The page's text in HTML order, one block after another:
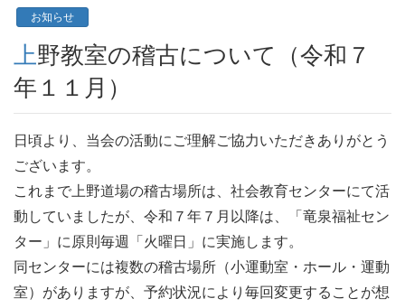
お知らせ
上野教室の稽古について（令和７
年１１月）
日頃より、当会の活動にご理解ご協力いただきありがとう
ございます。
これまで上野道場の稽古場所は、社会教育センターにて活
動していましたが、令和７年７月以降は、「竜泉福祉セン
ター」に原則毎週「火曜日」に実施します。
同センターには複数の稽古場所（小運動室・ホール・運動
室）がありますが、予約状況により毎回変更することが想